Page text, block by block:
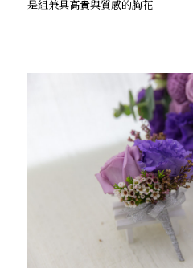
是組兼具高貴與質感的胸花